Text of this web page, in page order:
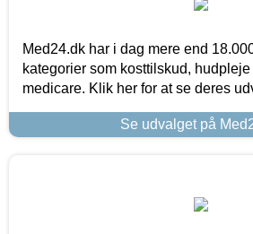
Med24.dk har i dag mere end
kategorier som kosttilskud,
medicare. Klik her for at se deres
Se udvalget på